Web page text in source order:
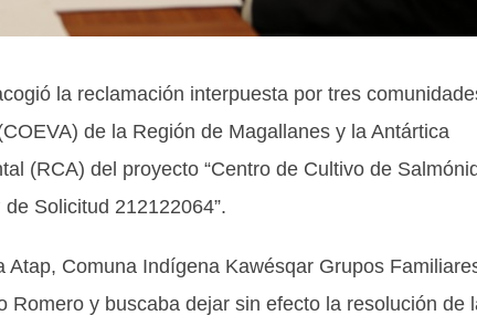
la reclamación interpuesta por tres
de la Región de Magallanes y la Antártica
(RCA) del proyecto “Centro de Cultivo de
Solicitud 212122064”.
Comuna Indígena Kawésqar Grupos
y buscaba dejar sin efecto la resolución de